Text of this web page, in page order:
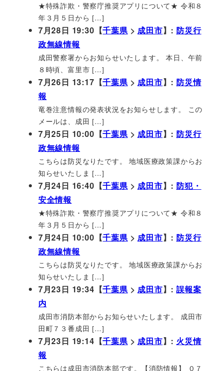
★特殊詐欺・警察庁推奨アプリについて★ 令和８
年３月５日から […]
7月28日 19:30【千葉県>成田市】: 防災行
政無線情報
成田警察署からお知らせいたします。 本日、午前
８時頃、富里市 […]
7月26日 13:17【千葉県>成田市】: 防災情
報
竜巻注意情報の発表状況をお知らせします。 この
メールは、成田 […]
7月25日 10:00【千葉県>成田市】: 防災行
政無線情報
こちらは防災なりたです。 地域医療政策課からお
知らせいたしま […]
7月24日 16:40【千葉県>成田市】: 防犯・
安全情報
★特殊詐欺・警察庁推奨アプリについて★ 令和８
年３月５日から […]
7月24日 10:00【千葉県>成田市】: 防災行
政無線情報
こちらは防災なりたです。 地域医療政策課からお
知らせいたしま […]
7月23日 19:34【千葉県>成田市】:誤報案
内
成田市消防本部からお知らせいたします。 成田市
田町７３番成田 […]
7月23日 19:14【千葉県>成田市】: 火災情
報
こちらは成田市消防本部です。【消防情報】 ０７